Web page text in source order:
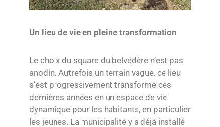
Un lieu de vie en pleine transformation
Le choix du square du belvédère n’est pas
anodin. Autrefois un terrain vague, ce lieu
s’est progressivement transformé ces
dernières années en un espace de vie
dynamique pour les habitants, en particulier
les jeunes. La municipalité y a déjà installé